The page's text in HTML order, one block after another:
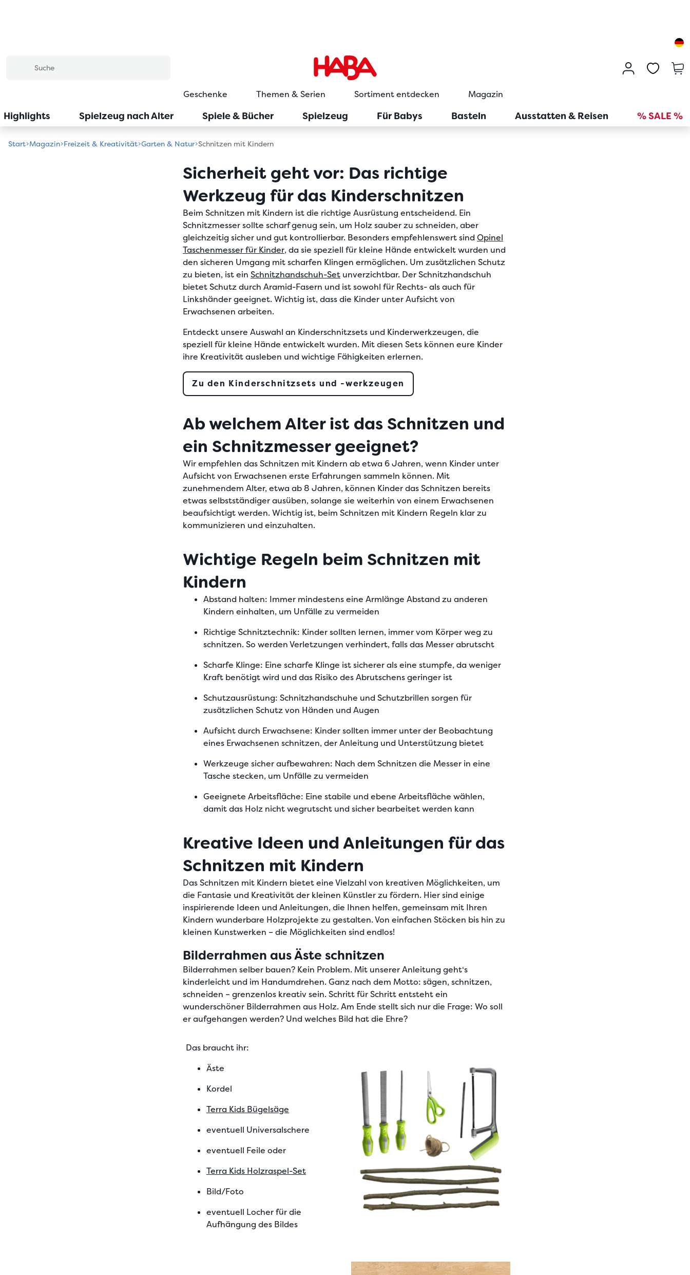
Geschenke Themen & Serien Sortiment entdecken Magazin
Highlights Spielzeug nach Alter Spiele & Bücher Spielzeug Für Babys Basteln Ausstatten & Reisen % SALE %
Start Magazin Freizeit & Kreativität Garten & Natur Schnitzen mit Kindern
Sicherheit geht vor: Das richtige
Werkzeug für das Kinderschnitzen
Beim Schnitzen mit Kindern ist die richtige Ausrüstung entscheidend. Ein
Schnitzmessersollte scharf genug sein, um Holz sauber zu schneiden, aber
gleichzeitig sicher und gut kontrollierbar. Besonders empfehlenswert sind Opinel
Taschenmesser für Kinder, da sie speziell für kleine Hände entwickelt wurden und
den sicheren Umgang mit scharfen Klingen ermöglichen. Um zusätzlichen Schutz
zu bieten, ist ein Schnitzhandschuh-Set unverzichtbar. Der Schnitzhandschuh
bietet Schutz durch Aramid-Fasern und ist sowohl für Rechts- als auch für
Linkshänder geeignet. Wichtig ist, dass die Kinder unter Aufsicht von
Erwachsenen arbeiten.
Entdeckt unsere Auswahl an Kinderschnitzsets und Kinderwerkzeugen, die
speziell für kleine Hände entwickelt wurden. Mit diesen Sets können eure Kinder
ihre Kreativität ausleben und wichtige Fähigkeiten erlernen.
Zu den Kinderschnitzsets und -werkzeugen
Ab welchem Alter ist das Schnitzen und
ein Schnitzmesser geeignet?
Wir empfehlen dasSchnitzen mit Kindern ab etwa 6 Jahren, wenn Kinder unter
Aufsicht von Erwachsenen erste Erfahrungen sammeln können. Mit
zunehmendem Alter, etwa ab 8 Jahren, können Kinder das Schnitzen bereits
etwas selbstständiger ausüben, solange sie weiterhin von einem Erwachsenen
beaufsichtigt werden. Wichtig ist, beim Schnitzen mit Kindern Regeln klar zu
kommunizieren und einzuhalten.
Wichtige Regeln beim Schnitzen mit
Kindern
Abstand halten: Immer mindestens eine Armlänge Abstand zu anderen
Kindern einhalten, um Unfälle zu vermeiden
Richtige Schnitztechnik: Kinder sollten lernen, immer vom Körper weg zu
schnitzen. So werden Verletzungen verhindert, falls das Messer abrutscht
Scharfe Klinge: Eine scharfe Klinge ist sicherer als eine stumpfe, da weniger
Kraft benötigt wird und das Risiko des Abrutschens geringer ist
Schutzausrüstung: Schnitzhandschuhe und Schutzbrillen sorgen für
zusätzlichen Schutz von Händen und Augen
Aufsicht durch Erwachsene: Kinder sollten immer unter der Beobachtung
eines Erwachsenen schnitzen, der Anleitung und Unterstützung bietet
Werkzeuge sicher aufbewahren: Nach dem Schnitzen die Messer in eine
Tasche stecken, um Unfälle zu vermeiden
Geeignete Arbeitsfläche: Eine stabile und ebene Arbeitsfläche wählen,
damit das Holz nicht wegrutscht und sicher bearbeitet werden kann
Kreative Ideen und Anleitungen für das
Schnitzen mit Kindern
Das Schnitzen mit Kindern bietet eine Vielzahl von kreativen Möglichkeiten, um
die Fantasie und Kreativität der kleinen Künstler zu fördern. Hier sind einige
inspirierende Ideen und Anleitungen, die Ihnen helfen, gemeinsam mit Ihren
Kindern wunderbare Holzprojekte zu gestalten. Von einfachen Stöcken bis hin zu
kleinen Kunstwerken – die Möglichkeiten sind endlos!
Bilderrahmen aus Äste schnitzen
Bilderrahmen selber bauen? Kein Problem. Mit unsererAnleitung geht‘s
kinderleicht und im Handumdrehen. Ganz nach dem Motto: sägen, schnitzen,
schneiden – grenzenlos kreativ sein. Schritt für Schrittentsteht ein
wunderschöner Bilderrahmen aus Holz. Am Ende stellt sich nur die Frage: Wo soll
er aufgehangen werden? Und welches Bild hat die Ehre?
Das braucht ihr:
Äste
Kordel
Terra Kids Bügelsäge
eventuell Universalschere
eventuell Feile oder
Terra Kids Holzraspel-Set
Bild/Foto
eventuell Locher für die
Aufhängung des Bildes